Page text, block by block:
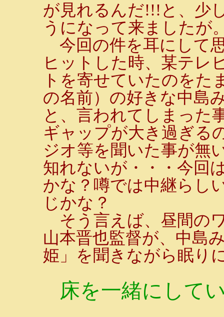
が見れるんだ!!!と、少
うになって来ましたが
今回の件を耳にして
ヒットした時、某テレ
トを寄せていたのをた
の名前）の好きな中島
と、言われてしまった
ギャップが大き過ぎる
ジオ等を聞いた事が無
知れないが・・・今回
かな？噂では中継らし
じかな？
そう言えば、昼間の
山本晋也監督が、中島
姫」を聞きながら眠り
床を一緒にして